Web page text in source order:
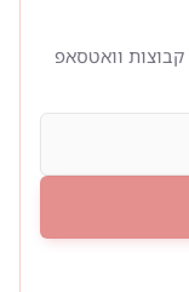
וואטסאפ